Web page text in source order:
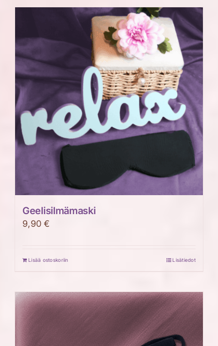
Geelisilmämaski
9,90€
Lisää ostoskoriin Lisätiedot